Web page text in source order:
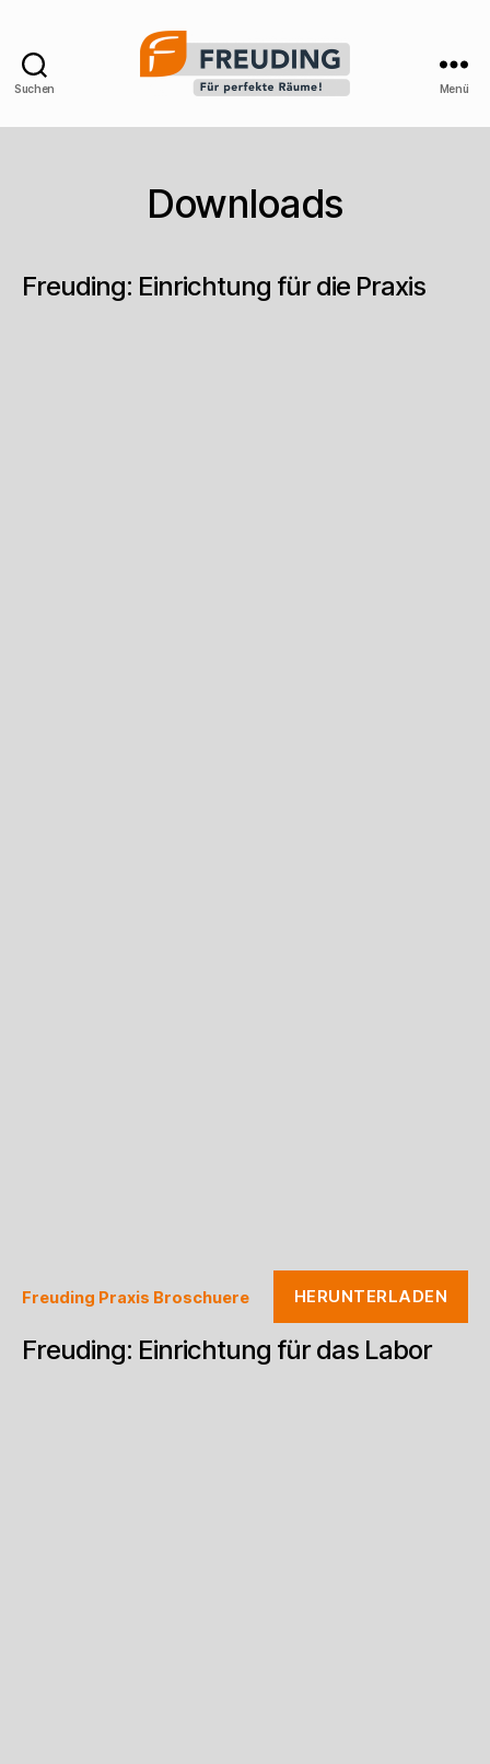
Suchen
–
Praxiseinrichtung
Menü
Downloads
Freuding: Einrichtung für die Praxis
Freuding Praxis Broschuere HERUNTERLADEN
Freuding: Einrichtung für das Labor